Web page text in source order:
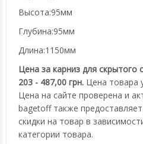
Высота:95мм
Глубина:95мм
Длина:1150мм
Цена за карниз для скрытого
203 - 487,00 грн. Цена товара
Цена на сайте проверена и
bagetoff также
скидки на товар в
категории товара.